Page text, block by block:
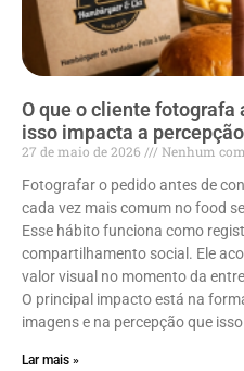
O que o cliente fotografa
isso impacta a
27 de maio de 2026
Nenhum
Fotografar o pedido antes de
cada vez mais comum no food
Esse hábito funciona como
compartilhamento social. Ele
valor visual no momento da
O principal impacto está na
imagens e na percepção que
Lar mais »